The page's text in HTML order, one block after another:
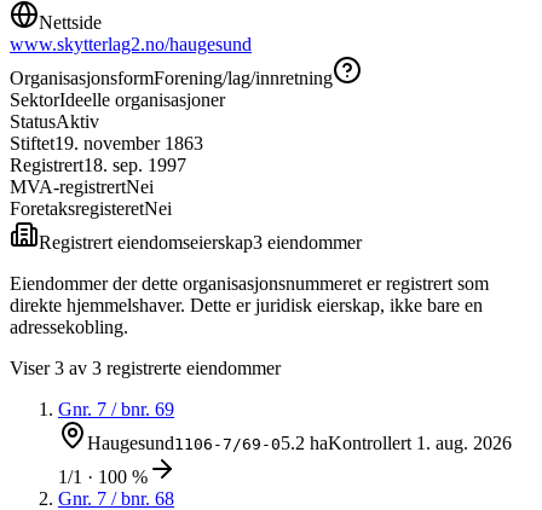
Nettside
www.skytterlag2.no/haugesund
OrganisasjonsformForening/lag/innretning
SektorIdeelle organisasjoner
StatusAktiv
Stiftet19. november 1863
Registrert18. sep. 1997
MVA-registrertNei
ForetaksregisteretNei
Registrert eiendomseierskap3 eiendommer
Eiendommer der dette organisasjonsnummeret er registrert som
direkte hjemmelshaver. Dette er juridisk eierskap, ikke bare en
adressekobling.
Viser3 av 3 registrerte eiendommer
Gnr. 7 / bnr. 69
Haugesund1106-7/69-05.2 haKontrollert 1. aug. 2026
1/1 · 100 %
Gnr. 7 / bnr. 68